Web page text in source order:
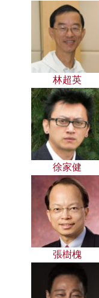
林超英
徐家健
張樹槐